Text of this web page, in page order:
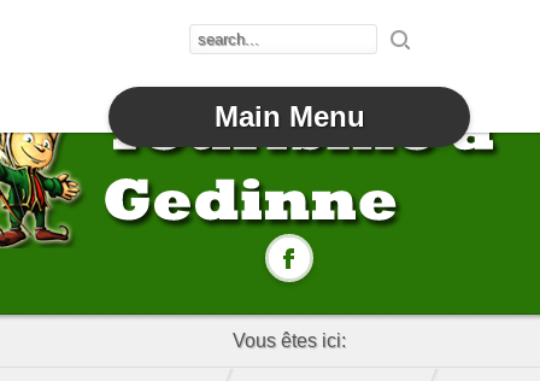
Main Menu
Vous êtes ici: